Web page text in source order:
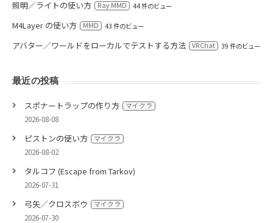
照明／ライトの使い方 Ray MMD 44 件のビュー
M4Layer の使い方 MMD 43 件のビュー
アバター／ワールドをローカルでテストする方法 VRChat 39 件のビュー
最近の投稿
スポナートラップの作り方 マイクラ
2026-08-08
ピストンの使い方 マイクラ
2026-08-02
タルコフ (Escape from Tarkov)
2026-07-31
弓矢／クロスボウ マイクラ
2026-07-30